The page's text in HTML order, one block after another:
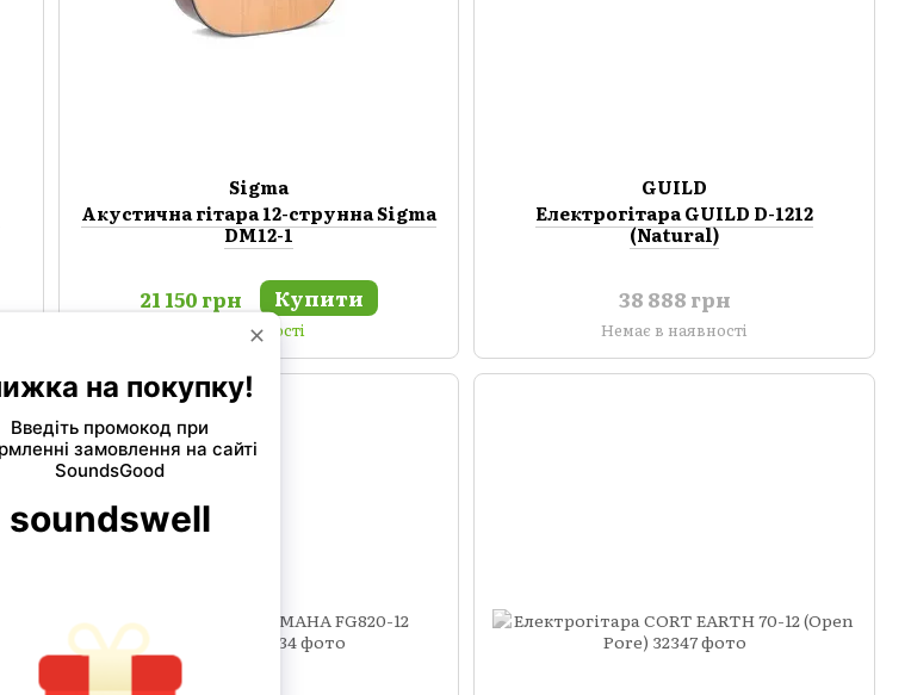
Sigma
Акустична гітара 12-струнна Sigma
DM12-1
21 150 грн Купити
В наявності
GUILD
Електрогітара GUILD D-1212
(Natural)
38 888 грн
Немає в наявності